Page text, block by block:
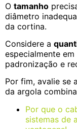
O tamanho
diâmetro
da cortina.
Considere a
especialmente
padronização e
Por fim, avalie se a
da argola
Por que o
sistemas de